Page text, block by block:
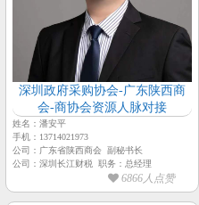
深圳政府采购协会-广东陕西商
会-商协会资源人脉对接
姓名：潘安平
手机：13714021973
公司：广东省陕西商会 副秘书长
公司：深圳长江财税 职务：总经理
6866人点赞